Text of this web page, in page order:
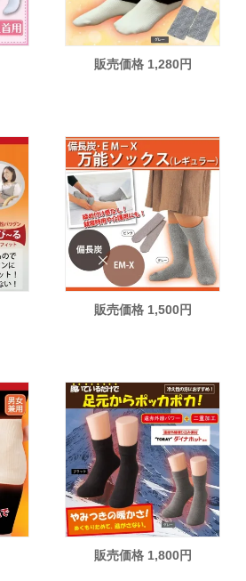
販売価格 1,280円
販売価格 1,500円
販売価格 1,800円